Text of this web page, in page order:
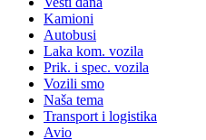
Kamioni
Autobusi
Laka kom. vozila
Prik. i spec. vozila
Vozili smo
Naša tema
Transport i logistika
Avio